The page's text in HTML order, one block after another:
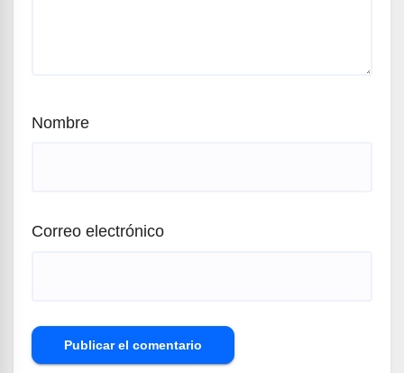
Nombre
Correo electrónico